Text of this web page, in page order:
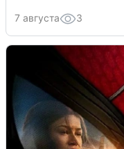
7 августа 3